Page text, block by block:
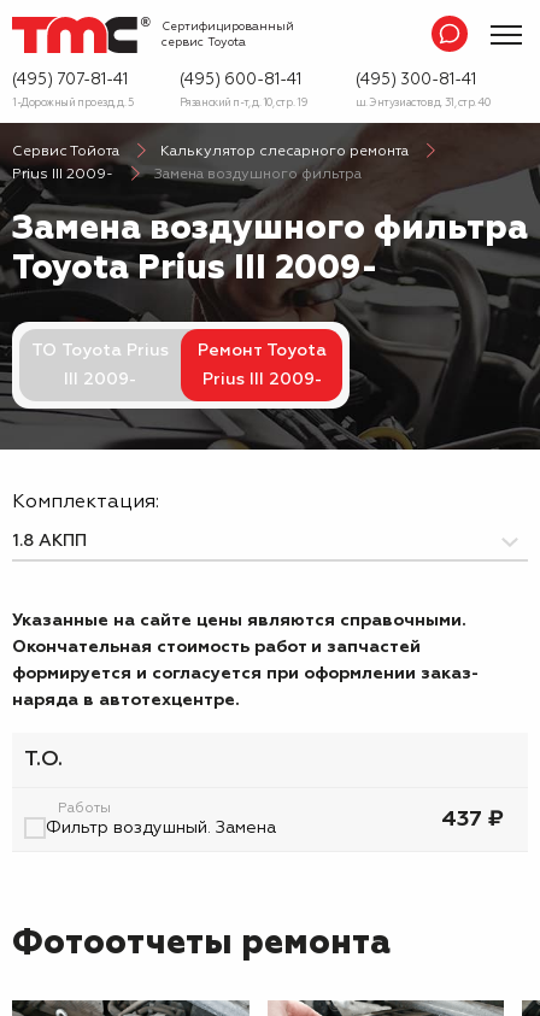
Сертифицированный
сервис Toyota
(495) 707-81-41
1-Дорожный проезд, д. 5
(495) 600-81-41
Рязанский п-т, д. 10, стр. 19
(495) 300-81-41
ш. Энтузиастов д. 31, стр. 40
Сервис Тойота
Калькулятор слесарного ремонта
Prius III 2009-
Замена воздушного фильтра
Замена воздушного фильтра
Toyota Prius III 2009-
ТО Toyota Prius
III 2009-
Ремонт Toyota
Prius III 2009-
Комплектация:
Указанные на сайте цены являются справочными.
Окончательная стоимость работ и запчастей
формируется и согласуется при оформлении заказ-
наряда в автотехцентре.
Т.О.
Работы
Фильтр воздушный. Замена 437 ₽
Фотоотчеты ремонта